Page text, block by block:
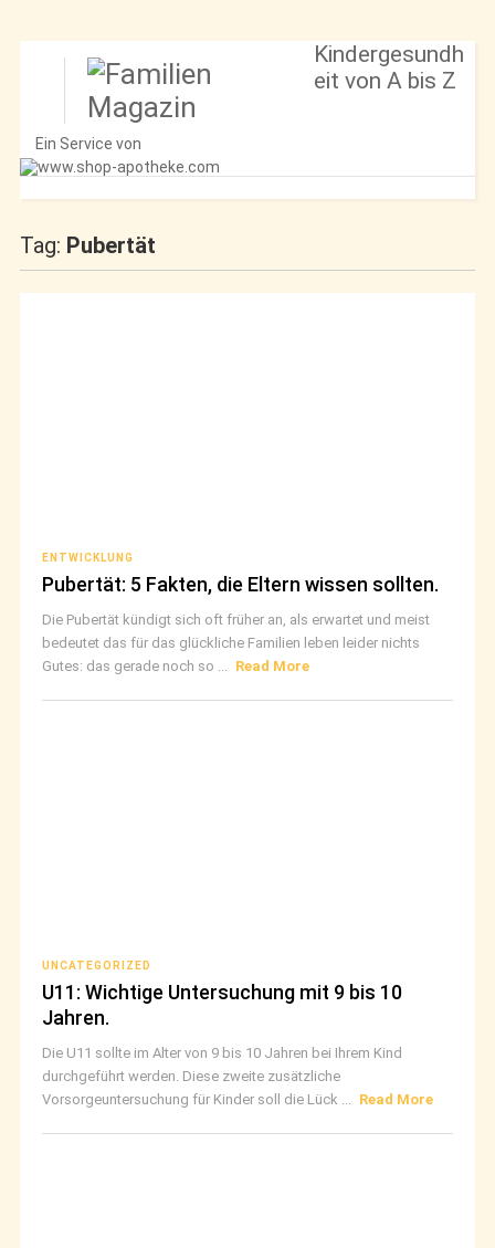
Kindergesundh
eit von A bis Z
Ein Service von
Tag: Pubertät
ENTWICKLUNG
Pubertät: 5 Fakten, die Eltern wissen sollten.
Die Pubertät kündigt sich oft früher an, als erwartet und meist
bedeutet das für das glückliche Familien leben leider nichts
Gutes: das gerade noch so ...
Read More
UNCATEGORIZED
U11: Wichtige Untersuchung mit 9 bis 10
Jahren.
Die U11 sollte im Alter von 9 bis 10 Jahren bei Ihrem Kind
durchgeführt werden. Diese zweite zusätzliche
Vorsorgeuntersuchung für Kinder soll die Lück ...
Read More